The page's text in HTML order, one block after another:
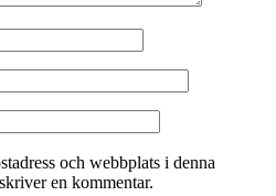
och webbplats i denna
en kommentar.